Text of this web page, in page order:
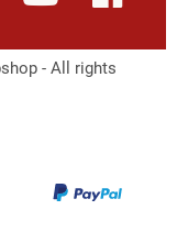
- All rights